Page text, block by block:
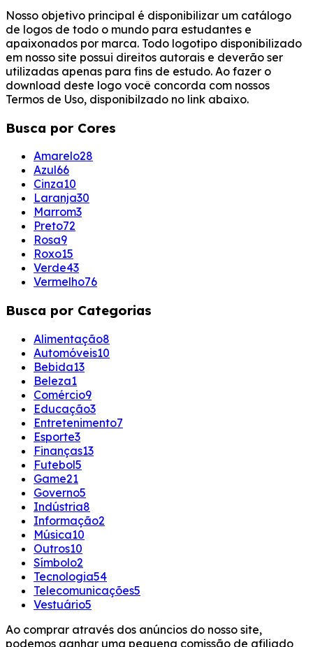
Nosso objetivo principal é disponibilizar um catálogo
de logos de todo o mundo para estudantes e
apaixonados por marca. Todo logotipo disponibilizado
em nosso site possui direitos autorais e deverão ser
utilizadas apenas para fins de estudo. Ao fazer o
download deste logo você concorda com nossos
Termos de Uso, disponibilzado no link abaixo.
Busca por Cores
Amarelo28
Azul66
Cinza10
Laranja30
Marrom3
Preto72
Rosa9
Roxo15
Verde43
Vermelho76
Busca por Categorias
Alimentação8
Automóveis10
Bebida13
Beleza1
Comércio9
Educação3
Entretenimento7
Esporte3
Finanças13
Futebol5
Game21
Governo5
Indústria8
Informação2
Música10
Outros10
Símbolo2
Tecnologia54
Telecomunicações5
Vestuário5
Ao comprar através dos anúncios do nosso site,
podemos ganhar uma pequena comissão de afiliado